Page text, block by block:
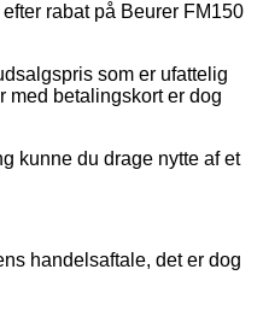
rabat på Beurer FM150
som er ufattelig
med betalingskort er dog
kunne du drage nytte af et
handelsaftale, det er dog